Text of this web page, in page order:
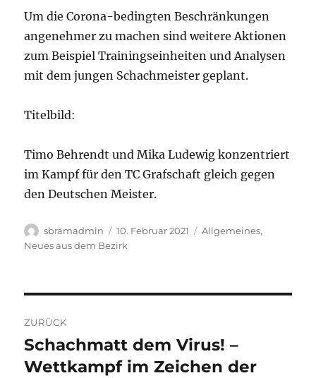
Um die Corona-bedingten Beschränkungen
angenehmer zu machen sind weitere Aktionen
zum Beispiel Trainingseinheiten und Analysen
mit dem jungen Schachmeister geplant.
Titelbild:
Timo Behrendt und Mika Ludewig konzentriert
im Kampf für den TC Grafschaft gleich gegen
den Deutschen Meister.
Autor
sbramadmin
Veröffentlicht
am
10. Februar 2021 Kategorien
Allgemeines,
Neues aus dem Bezirk
ZURÜCK
Vorheriger
Beitrag:
Schachmatt dem Virus! –
Wettkampf im Zeichen der